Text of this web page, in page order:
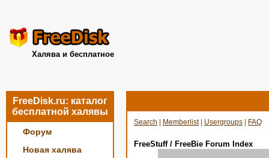
Халява и бесплатное
FreeDisk.ru: каталог
бесплатной халявы
Форум
Новая халява
Search Memberlist| Usergroups FAQ
FreeStuff / FreeBie Forum Index